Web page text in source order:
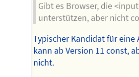
Gibt es Browser, die
unterstützen, aber nicht
Typischer Kandidat für eine
kann ab Version 11 const,
nicht.